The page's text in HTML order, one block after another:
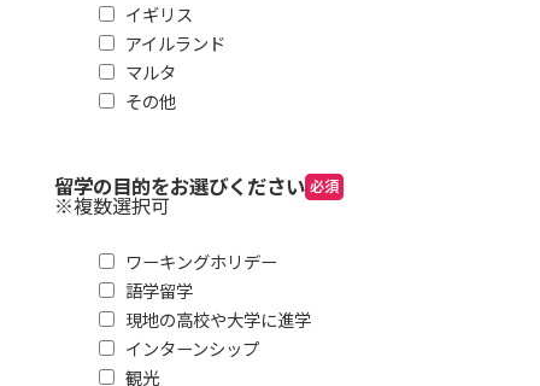
イギリス
アイルランド
マルタ
その他
留学の目的をお選びください 必須
※複数選択可
ワーキングホリデー
語学留学
現地の高校や大学に進学
インターンシップ
観光